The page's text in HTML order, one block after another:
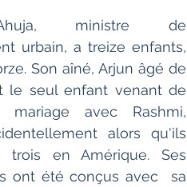
pakistanaise
ministre de
urbain, a treize enfants,
Son aîné, Arjun âgé de
le seul enfant venant de
mariage avec Rashmi,
alors qu'ils
trois en Amérique. Ses
ont été conçus avec  sa